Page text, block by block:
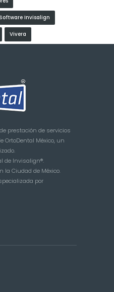
Software Invisalign
Vivera
prestación de servicios
OrtoDental México, un
de Invisalign®.
la Ciudad de México.
por